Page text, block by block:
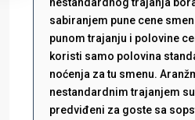
sabiranjem pune cene
punom trajanju i polovine
koristi samo polovina
noćenja za tu smenu.
nestandardnim trajanjem
predviđeni za goste sa